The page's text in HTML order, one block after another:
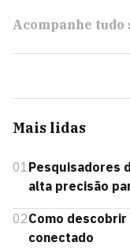
Acompanhe tudo
Mais lidas
01 Pesquisadores
alta precisão
02Como descobrir
conectado